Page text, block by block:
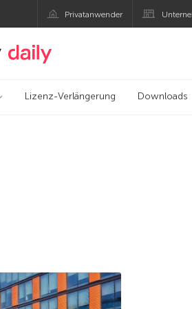
Privatanwender
Offizieller Blog von Kaspersky
Lizenz-Verlängerung Downloads